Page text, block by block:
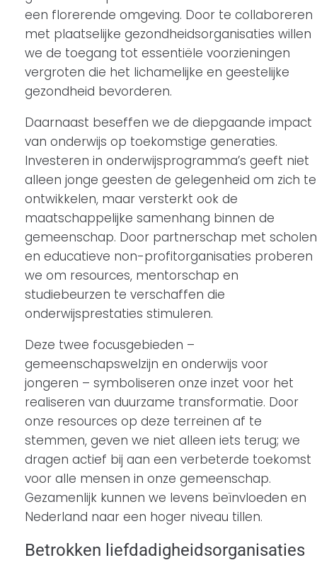
een florerende omgeving. Door te collaboreren
met plaatselijke gezondheidsorganisaties willen
we de toegang tot essentiële voorzieningen
vergroten die het lichamelijke en geestelijke
gezondheid bevorderen.
Daarnaast beseffen we de diepgaande impact
van onderwijs op toekomstige generaties.
Investeren in onderwijsprogramma’s geeft niet
alleen jonge geesten de gelegenheid om zich te
ontwikkelen, maar versterkt ook de
maatschappelijke samenhang binnen de
gemeenschap. Door partnerschap met scholen
en educatieve non-profitorganisaties proberen
we om resources, mentorschap en
studiebeurzen te verschaffen die
onderwijsprestaties stimuleren.
Deze twee focusgebieden –
gemeenschapswelzijn en onderwijs voor
jongeren – symboliseren onze inzet voor het
realiseren van duurzame transformatie. Door
onze resources op deze terreinen af te
stemmen, geven we niet alleen iets terug; we
dragen actief bij aan een verbeterde toekomst
voor alle mensen in onze gemeenschap.
Gezamenlijk kunnen we levens beïnvloeden en
Nederland naar een hoger niveau tillen.
Betrokken liefdadigheidsorganisaties